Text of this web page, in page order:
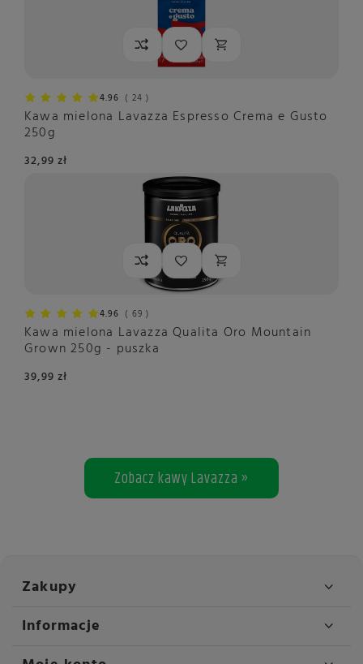
4.96 24
Kawa mielona Lavazza Espresso Crema e Gusto
250g
32,99 zł
4.96 69
Kawa mielona Lavazza Qualita Oro Mountain
Grown 250g - puszka
39,99 zł
Zobacz kawy Lavazza »
Zakupy
Informacje